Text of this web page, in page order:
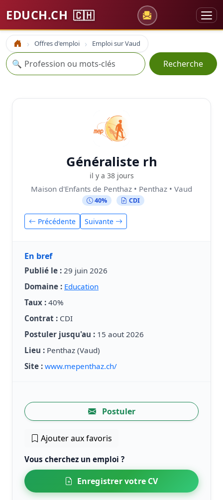
EDUCH.CH 🇨🇭
Accueil Offres d'emploi Emploi sur Vaud
Recherche
🔍 Recherche
Généraliste rh
il y a 38 jours
Maison d'Enfants de Penthaz • Penthaz • Vaud
40% CDI
Précédente Suivante
En bref
Publié le : 29 juin 2026
Domaine : Education
Taux : 40%
Contrat : CDI
Postuler jusqu'au : 15 aout 2026
Lieu : Penthaz (Vaud)
Site : www.mepenthaz.ch/
Postuler
Ajouter aux favoris
Vous cherchez un emploi ?
Enregistrer votre CV